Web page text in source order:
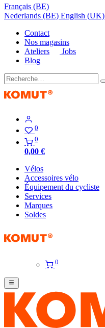
Français (BE)
Nederlands (BE) English (UK)
Contact
Nos magasins
Ateliers
Jobs
Blog
0
0
0,00 €
Vélos
Accessoires vélo
Équipement du cycliste
Services
Marques
Soldes
0